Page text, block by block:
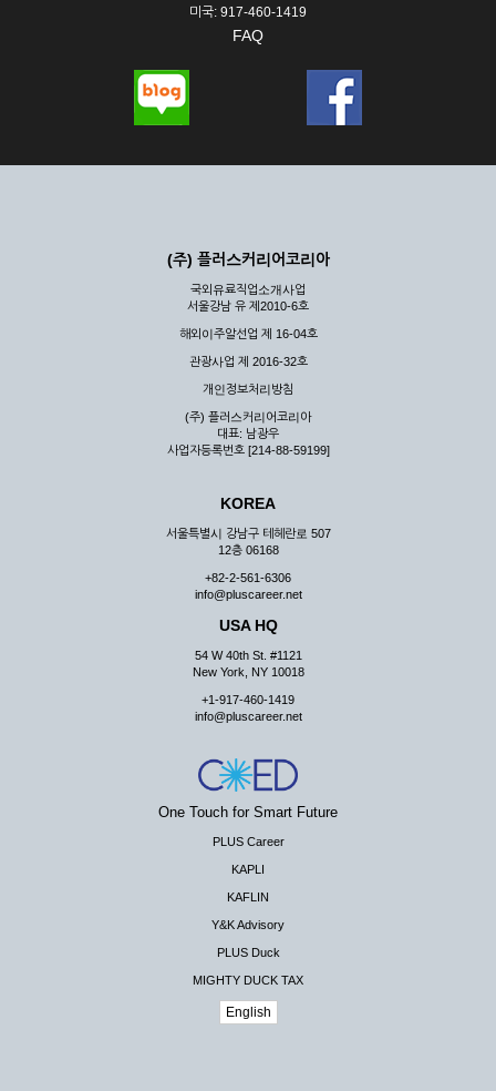
미국: 917-460-1419
FAQ
(주) 플러스커리어코리아
국외유료직업소개사업
서울강남 유 제2010-6호
해외이주알선업 제 16-04호
관광사업 제 2016-32호
개인정보처리방침
(주) 플러스커리어코리아
대표: 남광우
사업자등록번호 [214-88-59199]
KOREA
서울특별시 강남구 테헤란로 507
12층 06168
+82-2-561-6306
info@pluscareer.net
USA HQ
54 W 40th St. #1121
New York, NY 10018
+1-917-460-1419
info@pluscareer.net
One Touch for Smart Future
PLUS Career
KAPLI
KAFLIN
Y&K Advisory
PLUS Duck
MIGHTY DUCK TAX
English